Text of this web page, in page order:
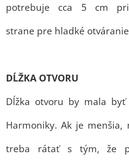
potrebuje cca 5 cm
strane pre hladké
DĹŽKA OTVORU
Dĺžka otvoru by mala byť
Harmoniky. Ak je
treba rátať s tým, že